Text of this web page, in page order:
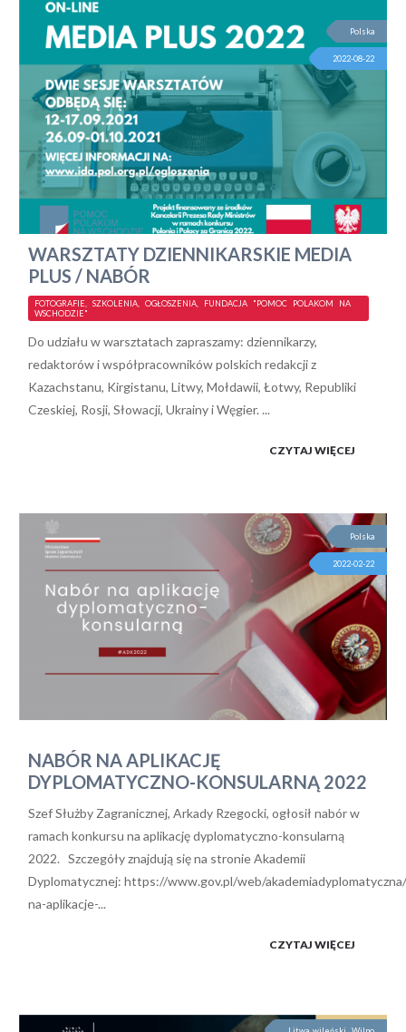
Polska
2022-08-22
WARSZTATY DZIENNIKARSKIE MEDIA
PLUS / NABÓR
FOTOGRAFIE, SZKOLENIA, OGŁOSZENIA, FUNDACJA "POMOC POLAKOM NA
WSCHODZIE"
Do udziału w warsztatach zapraszamy: dziennikarzy,
redaktorów i współpracowników polskich redakcji z
Kazachstanu, Kirgistanu, Litwy, Mołdawii, Łotwy, Republiki
Czeskiej, Rosji, Słowacji, Ukrainy i Węgier. ...
CZYTAJ WIĘCEJ
Polska
2022-02-22
NABÓR NA APLIKACJĘ
DYPLOMATYCZNO-KONSULARNĄ 2022
Szef Służby Zagranicznej, Arkady Rzegocki, ogłosił nabór w
ramach konkursu na aplikację dyplomatyczno-konsularną
2022. Szczegóły znajdują się na stronie Akademii
Dyplomatycznej: https://www.gov.pl/web/
na-aplikacje-...
CZYTAJ WIĘCEJ